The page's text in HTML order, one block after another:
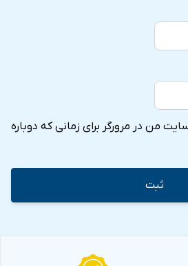
من در مرورگر برای زمانی که دوباره